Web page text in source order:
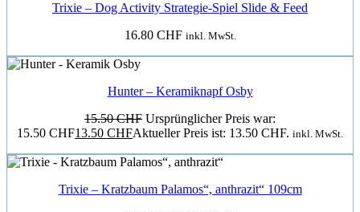
Trixie – Dog Activity Strategie-Spiel Slide & Feed
16.80 CHF inkl. MwSt.
Hunter – Keramiknapf Osby
15.50CHF Ursprünglicher Preis war:
15.50 CHF13.50 CHFAktueller Preis ist: 13.50 CHF. inkl. MwSt.
Trixie – Kratzbaum Palamos“, anthrazit“ 109cm